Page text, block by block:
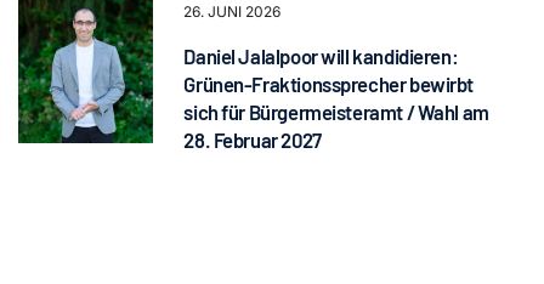
26. JUNI 2026
Daniel Jalalpoor will kandidieren:
Grünen-Fraktionssprecher bewirbt
sich für Bürgermeisteramt / Wahl am
28. Februar 2027